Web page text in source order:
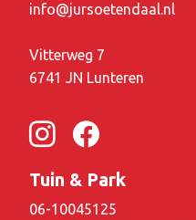
info@jursoetendaal.nl
Vitterweg 7
6741 JN Lunteren
Tuin & Park
06-10045125